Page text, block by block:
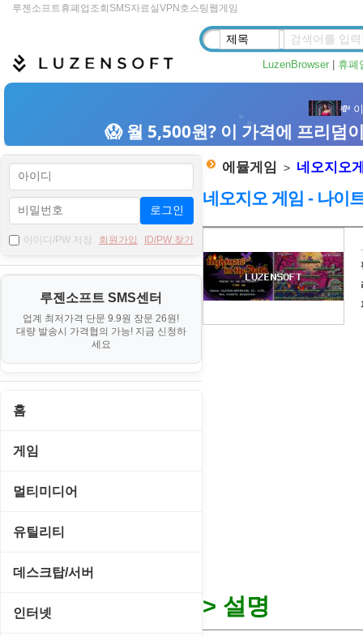
루젠소프트휴폐업조회 SMS자료실 VPN 호스팅 웹게임
LuzenBrowser 휴폐
로그인
아이디/PW 저장 회원가입 ID/PW 찾기
루젠소프트 SMS센터
업계 최저가격 단문 9.9원 장문 26원!
대량 발송시 가격협의 가능! 지금 신청하
세요
홈
게임
게임 관련 툴
아케이드/액션
멀티미디어
CD/DVD 재생기
유틸리티
CD/CDR/DVD
데스크탑/서버
Prometheus
인터넷
에뮬게임 > 네오지오
네오지오 게임 - 나이
료
기
본
정
> 설명